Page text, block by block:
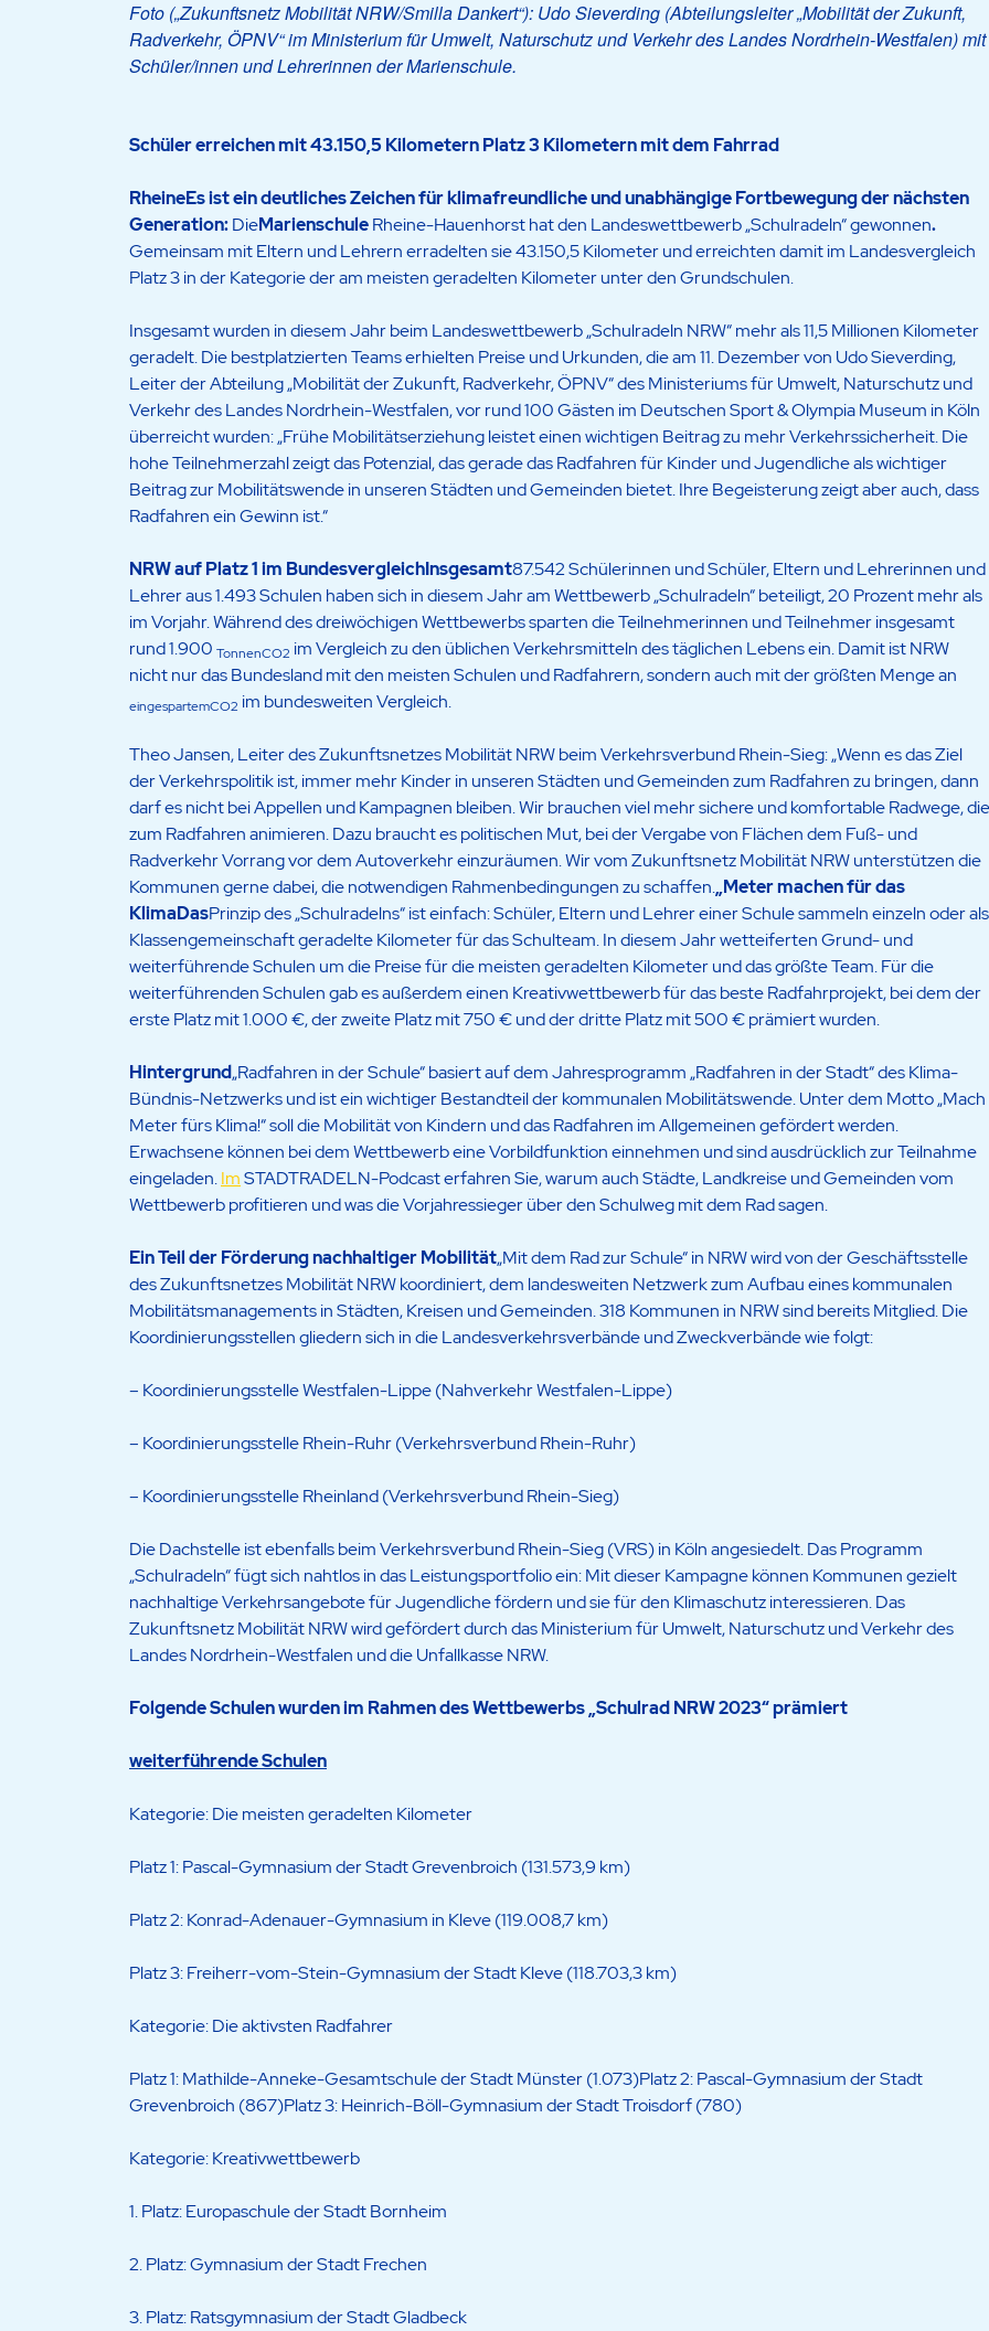
Foto („Zukunftsnetz Mobilität NRW/Smilla Dankert“): Udo Sieverding (Abteilungsleiter „Mobilität der Zukunft,
Radverkehr, ÖPNV“ im Ministerium für Umwelt, Naturschutz und Verkehr des Landes Nordrhein-Westfalen) mit
Schüler/innen und Lehrerinnen der Marienschule.
Schüler erreichen mit 43.150,5 Kilometern Platz 3Kilometern mit dem Fahrrad
RheineEs ist ein deutliches Zeichen für klimafreundliche und unabhängige Fortbewegung der nächsten
Generation:DieMarienschuleRheine-Hauenhorst hat den Landeswettbewerb „Schulradeln“ gewonnen.
Gemeinsam mit Eltern und Lehrern erradelten sie 43.150,5 Kilometer und erreichten damit im Landesvergleich
Platz 3 in der Kategorie der am meisten geradelten Kilometer unter den Grundschulen.
Insgesamt wurden in diesem Jahr beim Landeswettbewerb „Schulradeln NRW“ mehr als 11,5 Millionen Kilometer
geradelt. Die bestplatzierten Teams erhielten Preise und Urkunden, die am 11. Dezember von Udo Sieverding,
Leiter der Abteilung „Mobilität der Zukunft, Radverkehr, ÖPNV“ des Ministeriums für Umwelt, Naturschutz und
Verkehr des Landes Nordrhein-Westfalen, vor rund 100 Gästen im Deutschen Sport & Olympia Museum in Köln
überreicht wurden: „Frühe Mobilitätserziehung leistet einen wichtigen Beitrag zu mehr Verkehrssicherheit. Die
hohe Teilnehmerzahl zeigt das Potenzial, das gerade das Radfahren für Kinder und Jugendliche als wichtiger
Beitrag zur Mobilitätswende in unseren Städten und Gemeinden bietet. Ihre Begeisterung zeigt aber auch, dass
Radfahren ein Gewinn ist.“
NRW auf Platz 1 im BundesvergleichInsgesamt87.542 Schülerinnen und Schüler, Eltern und Lehrerinnen und
Lehrer aus 1.493 Schulen haben sich in diesem Jahr am Wettbewerb „Schulradeln“ beteiligt, 20 Prozent mehr als
im Vorjahr. Während des dreiwöchigen Wettbewerbs sparten die Teilnehmerinnen und Teilnehmer insgesamt
rund 1.900 TonnenCO2 im Vergleich zu den üblichen Verkehrsmitteln des täglichen Lebens ein. Damit ist NRW
nicht nur das Bundesland mit den meisten Schulen und Radfahrern, sondern auch mit der größten Menge an
eingespartemCO2 im bundesweiten Vergleich.
Theo Jansen, Leiter des Zukunftsnetzes Mobilität NRW beim Verkehrsverbund Rhein-Sieg: „Wenn es das Ziel
der Verkehrspolitik ist, immer mehr Kinder in unseren Städten und Gemeinden zum Radfahren zu bringen, dann
darf es nicht bei Appellen und Kampagnen bleiben. Wir brauchen viel mehr sichere und komfortable Radwege, die
zum Radfahren animieren. Dazu braucht es politischen Mut, bei der Vergabe von Flächen dem Fuß- und
Radverkehr Vorrang vor dem Autoverkehr einzuräumen. Wir vom Zukunftsnetz Mobilität NRW unterstützen die
Kommunen gerne dabei, die notwendigen Rahmenbedingungen zu schaffen.„Meter machen für das
KlimaDasPrinzip des „Schulradelns“ ist einfach: Schüler, Eltern und Lehrer einer Schule sammeln einzeln oder als
Klassengemeinschaft geradelte Kilometer für das Schulteam. In diesem Jahr wetteiferten Grund- und
weiterführende Schulen um die Preise für die meisten geradelten Kilometer und das größte Team. Für die
weiterführenden Schulen gab es außerdem einen Kreativwettbewerb für das beste Radfahrprojekt, bei dem der
erste Platz mit 1.000 €, der zweite Platz mit 750 € und der dritte Platz mit 500 € prämiert wurden.
Hintergrund„Radfahren in der Schule“ basiert auf dem Jahresprogramm „Radfahren in der Stadt“ des Klima-
Bündnis-Netzwerks und ist ein wichtiger Bestandteil der kommunalen Mobilitätswende. Unter dem Motto „Mach
Meter fürs Klima!“ soll die Mobilität von Kindern und das Radfahren im Allgemeinen gefördert werden.
Erwachsene können bei dem Wettbewerb eine Vorbildfunktion einnehmen und sind ausdrücklich zur Teilnahme
eingeladen.ImSTADTRADELN-Podcast erfahren Sie, warum auch Städte, Landkreise und Gemeinden vom
Wettbewerb profitieren und was die Vorjahressieger über den Schulweg mit dem Rad sagen.
Ein Teil der Förderung nachhaltiger Mobilität„Mit dem Rad zur Schule“ in NRW wird von der Geschäftsstelle
des Zukunftsnetzes Mobilität NRW koordiniert, dem landesweiten Netzwerk zum Aufbau eines kommunalen
Mobilitätsmanagements in Städten, Kreisen und Gemeinden. 318 Kommunen in NRW sind bereits Mitglied. Die
Koordinierungsstellen gliedern sich in die Landesverkehrsverbände und Zweckverbände wie folgt:
– Koordinierungsstelle Westfalen-Lippe (Nahverkehr Westfalen-Lippe)
– Koordinierungsstelle Rhein-Ruhr (Verkehrsverbund Rhein-Ruhr)
– Koordinierungsstelle Rheinland (Verkehrsverbund Rhein-Sieg)
Die Dachstelle ist ebenfalls beim Verkehrsverbund Rhein-Sieg (VRS) in Köln angesiedelt. Das Programm
„Schulradeln“ fügt sich nahtlos in das Leistungsportfolio ein: Mit dieser Kampagne können Kommunen gezielt
nachhaltige Verkehrsangebote für Jugendliche fördern und sie für den Klimaschutz interessieren. Das
Zukunftsnetz Mobilität NRW wird gefördert durch das Ministerium für Umwelt, Naturschutz und Verkehr des
Landes Nordrhein-Westfalen und die Unfallkasse NRW.
Folgende Schulen wurden im Rahmen des Wettbewerbs „Schulrad NRW 2023“ prämiert
weiterführende Schulen
Kategorie: Die meisten geradelten Kilometer
Platz 1: Pascal-Gymnasium der Stadt Grevenbroich (131.573,9 km)
Platz 2: Konrad-Adenauer-Gymnasium in Kleve (119.008,7 km)
Platz 3: Freiherr-vom-Stein-Gymnasium der Stadt Kleve (118.703,3 km)
Kategorie: Die aktivsten Radfahrer
Platz 1: Mathilde-Anneke-Gesamtschule der Stadt Münster (1.073)Platz 2: Pascal-Gymnasium der Stadt
Grevenbroich (867)Platz 3: Heinrich-Böll-Gymnasium der Stadt Troisdorf (780)
Kategorie: Kreativwettbewerb
1. Platz: Europaschule der Stadt Bornheim
2. Platz: Gymnasium der Stadt Frechen
3. Platz: Ratsgymnasium der Stadt Gladbeck